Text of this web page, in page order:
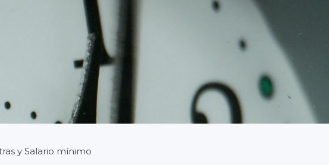
y Salario mínimo